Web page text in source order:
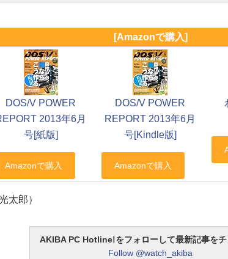
[Amazonで購入]
DOS/V POWER
2013年6月
号[紙版]
DOS/V POWER
REPORT 2013年6月
号[Kindle版]
太郎）
AKIBA PC Hotline!をフォローして最新記事をチ
Follow @watch_akiba